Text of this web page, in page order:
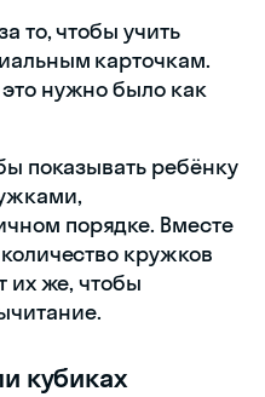
то, чтобы учить
карточкам.
нужно было как
показывать ребёнку
порядке. Вместе
кружков
их же, чтобы
кубиках